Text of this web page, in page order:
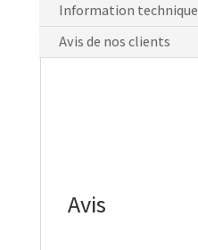
Information technique
Avis de nos clients
Avis